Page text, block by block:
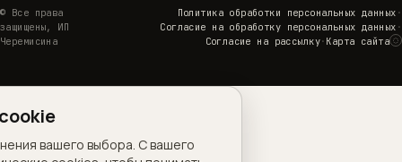
© Все права
защищены, ИП
Черемисина
Политика обработки персональных данных ·
Согласие на обработку персональных данных ·
Согласие на рассылку· Карта сайта ◌
вашего выбора. С вашего